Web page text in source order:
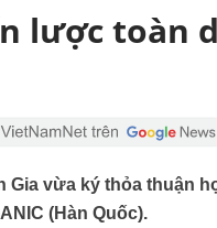
lược toàn
Gia vừa ký thỏa thuận
(Hàn Quốc).